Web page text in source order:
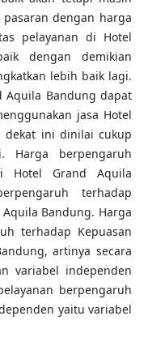
dengan harga
pelayanan di Hotel
dengan demikian
lebih baik lagi.
Aquila Bandung dapat
jasa Hotel
dekat ini dinilai cukup
Harga berpengaruh
Hotel Grand Aquila
terhadap
Bandung. Harga
terhadap Kepuasan
artinya secara
variabel independen
berpengaruh
yaitu variabel